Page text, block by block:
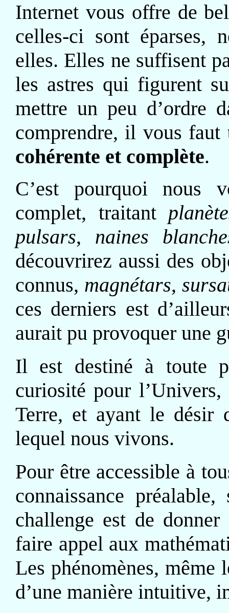
Internet vous offre de
celles-ci sont éparses,
elles. Elles ne suffisent
les astres qui figurent
mettre un peu d’ordre
comprendre, il vous faut
cohérente et complète.
C’est pourquoi nous
complet, traitant
pulsars, naines
découvrirez aussi des
connus, magnétars,
ces derniers est
aurait pu provoquer une
Il est destiné à toute
curiosité pour
Terre, et ayant le désir
lequel nous vivons.
Pour être accessible à
connaissance
challenge est de
faire appel aux
Les phénomènes, même
d’une manière intuitive,